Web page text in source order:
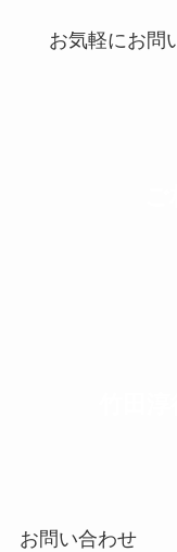
お気軽にお問
お問い合わせ